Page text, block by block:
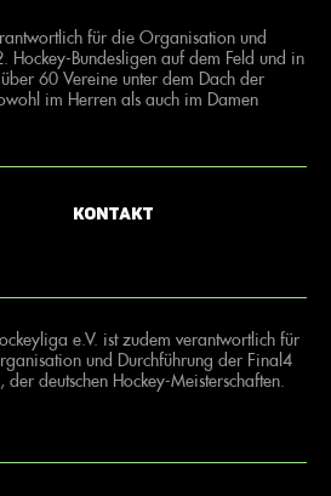
für die Organisation und
Hockey-Bundesligen auf dem Feld und in
60 Vereine unter dem Dach der
im Herren als auch im Damen
Kontakt
e.V. ist zudem verantwortlich für
und Durchführung der Final4
der deutschen Hockey-Meisterschaften.